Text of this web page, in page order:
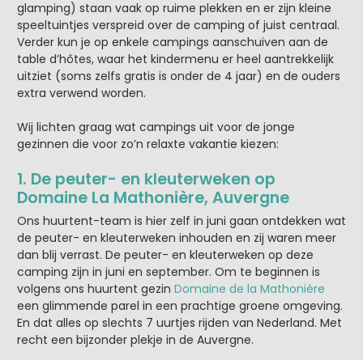
glamping) staan vaak op ruime plekken en er zijn kleine
speeltuintjes verspreid over de camping of juist centraal.
Verder kun je op enkele campings aanschuiven aan de
table d’hôtes, waar het kindermenu er heel aantrekkelijk
uitziet (soms zelfs gratis is onder de 4 jaar) en de ouders
extra verwend worden.
Wij lichten graag wat campings uit voor de jonge
gezinnen die voor zo’n relaxte vakantie kiezen:
1. De peuter- en kleuterweken op
Domaine La Mathonière, Auvergne
Ons huurtent-team is hier zelf in juni gaan ontdekken wat
de peuter- en kleuterweken inhouden en zij waren meer
dan blij verrast. De peuter- en kleuterweken op deze
camping zijn in juni en september. Om te beginnen is
volgens ons huurtent gezin Domaine de la Mathonière
een glimmende parel in een prachtige groene omgeving.
En dat alles op slechts 7 uurtjes rijden van Nederland. Met
recht een bijzonder plekje in de Auvergne.